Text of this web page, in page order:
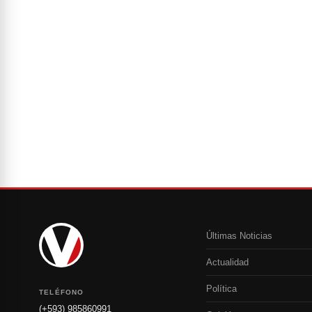
TELÉFONO
(+593) 985860991
Últimas Noticias
Actualidad
Política